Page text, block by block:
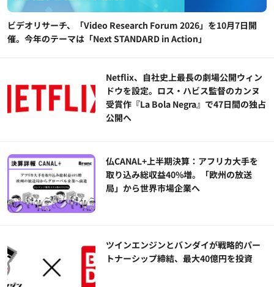
ビデオリサーチ、「Video Research Forum 2026」を10月7日開
催。今年のテーマは「Next STANDARD in Action」
Netflix、自社史上最長の劇場公開ウィン
ドウを設定。ロス・ハビス監督のカンヌ
受賞作『La Bola Negra』で47日間の独占
公開へ
仏CANAL+上半期決算：アフリカ大手を
取り込み総収益40%増。「欧州の放送
局」から世界市場企業へ
ツインエンジンとバンダイが戦略的パー
トナーシップ締結、最大40億円を投資